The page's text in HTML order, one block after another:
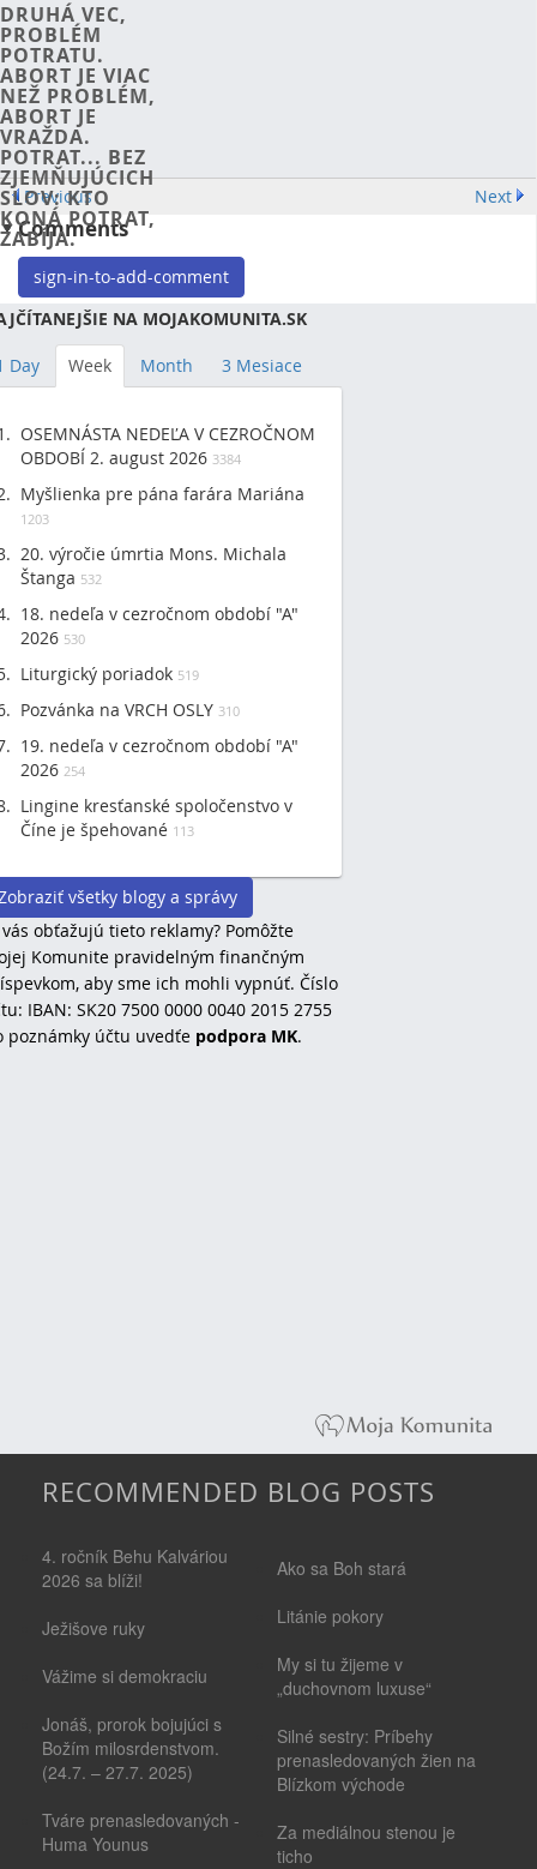
DRUHÁ VEC,
PROBLÉM
POTRATU.
ABORT JE VIAC
NEŽ PROBLÉM,
ABORT JE
VRAŽDA.
POTRAT... BEZ
ZJEMŇUJÚCICH
SLOV: KTO
KONÁ POTRAT,
ZABÍJA.
Previous Next
Comments
sign-in-to-add-comment
NA MOJAKOMUNITA.SK
Day Week Month 3 Mesiace
OSEMNÁSTA NEDEĽA V CEZROČNOM
OBDOBÍ 2. august 2026 3384
Myšlienka pre pána farára Mariána
1203
20. výročie úmrtia Mons. Michala
Štanga 532
18. nedeľa v cezročnom období "A"
2026 530
Liturgický poriadok 519
Pozvánka na VRCH OSLY 310
19. nedeľa v cezročnom období "A"
2026 254
Lingine kresťanské spoločenstvo v
Číne je špehované 113
všetky blogy a správy
obťažujú tieto reklamy? Pomôžte
Komunite pravidelným finančným
aby sme ich mohli vypnúť. Číslo
IBAN: SK20 7500 0000 0040 2015 2755
poznámky účtu uvedťe podpora MK.
RECOMMENDED BLOG POSTS
4. ročník Behu Kalváriou
2026 sa blíži!
Ježišove ruky
Vážime si demokraciu
Jonáš, prorok bojujúci s
Božím milosrdenstvom.
(24.7. – 27.7. 2025)
Tváre prenasledovaných -
Huma Younus
Ako sa Boh stará
Litánie pokory
My si tu žijeme v
„duchovnom luxuse“
Silné sestry: Príbehy
prenasledovaných žien na
Blízkom východe
Za mediálnou stenou je
ticho